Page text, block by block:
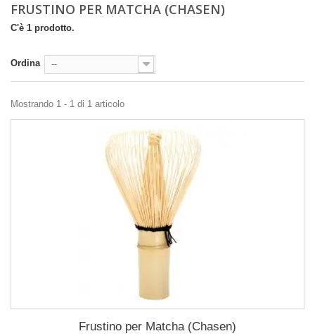
FRUSTINO PER MATCHA (CHASEN)
C'è 1 prodotto.
Ordina --
Mostrando 1 - 1 di 1 articolo
Frustino per Matcha (Chasen)